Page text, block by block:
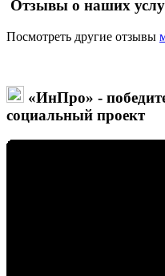
Отзывы о наших
Посмотреть другие отзывы
«ИнПро» -
социальный проект